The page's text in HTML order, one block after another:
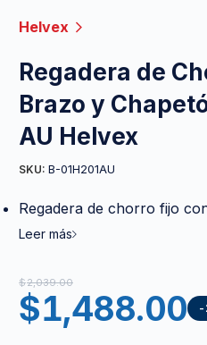
Helvex
Regadera de
Brazo y
AU Helvex
SKU: B-01H201AU
Regadera de chorro fijo
Leer más
$2,039.00
$1,488.00 -